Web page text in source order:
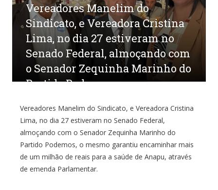
Vereadores Manelim do
Sindicato, e Vereadora Cristina
Lima, no dia 27 estiveram no
Senado Federal, almoçando com
o Senador Zequinha Marinho do
Partido Podemos
CR2-ADMIN8 em 13 DE JULHO DE 2023
COMENTÁRIOS
Vereadores Manelim do Sindicato, e Vereadora Cristina
Lima, no dia 27 estiveram no Senado Federal,
almoçando com o Senador Zequinha Marinho do
Partido Podemos, o mesmo garantiu encaminhar mais
de um milhão de reais para a saúde de Anapu, através
de emenda Parlamentar.